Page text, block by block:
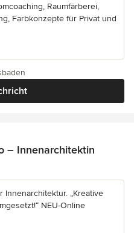
Raumfärberei,
Farbkonzepte für Privat und
– Innenarchitektin
von 5 Sternen
„Kreative
NEU-Online